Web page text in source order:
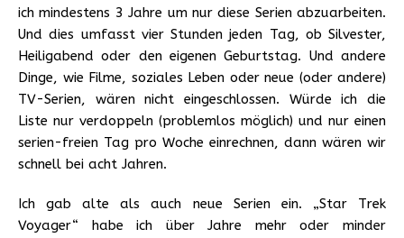
ich mindestens 3 Jahre um nur diese Serien abzuarbeiten.
Und dies umfasst vier Stunden jeden Tag, ob Silvester,
Heiligabend oder den eigenen Geburtstag. Und andere
Dinge, wie Filme, soziales Leben oder neue (oder andere)
TV-Serien, wären nicht eingeschlossen. Würde ich die
Liste nur verdoppeln (problemlos möglich) und nur einen
serien-freien Tag pro Woche einrechnen, dann wären wir
schnell bei acht Jahren.
Ich gab alte als auch neue Serien ein. „Star Trek
Voyager“ habe ich über Jahre mehr oder minder